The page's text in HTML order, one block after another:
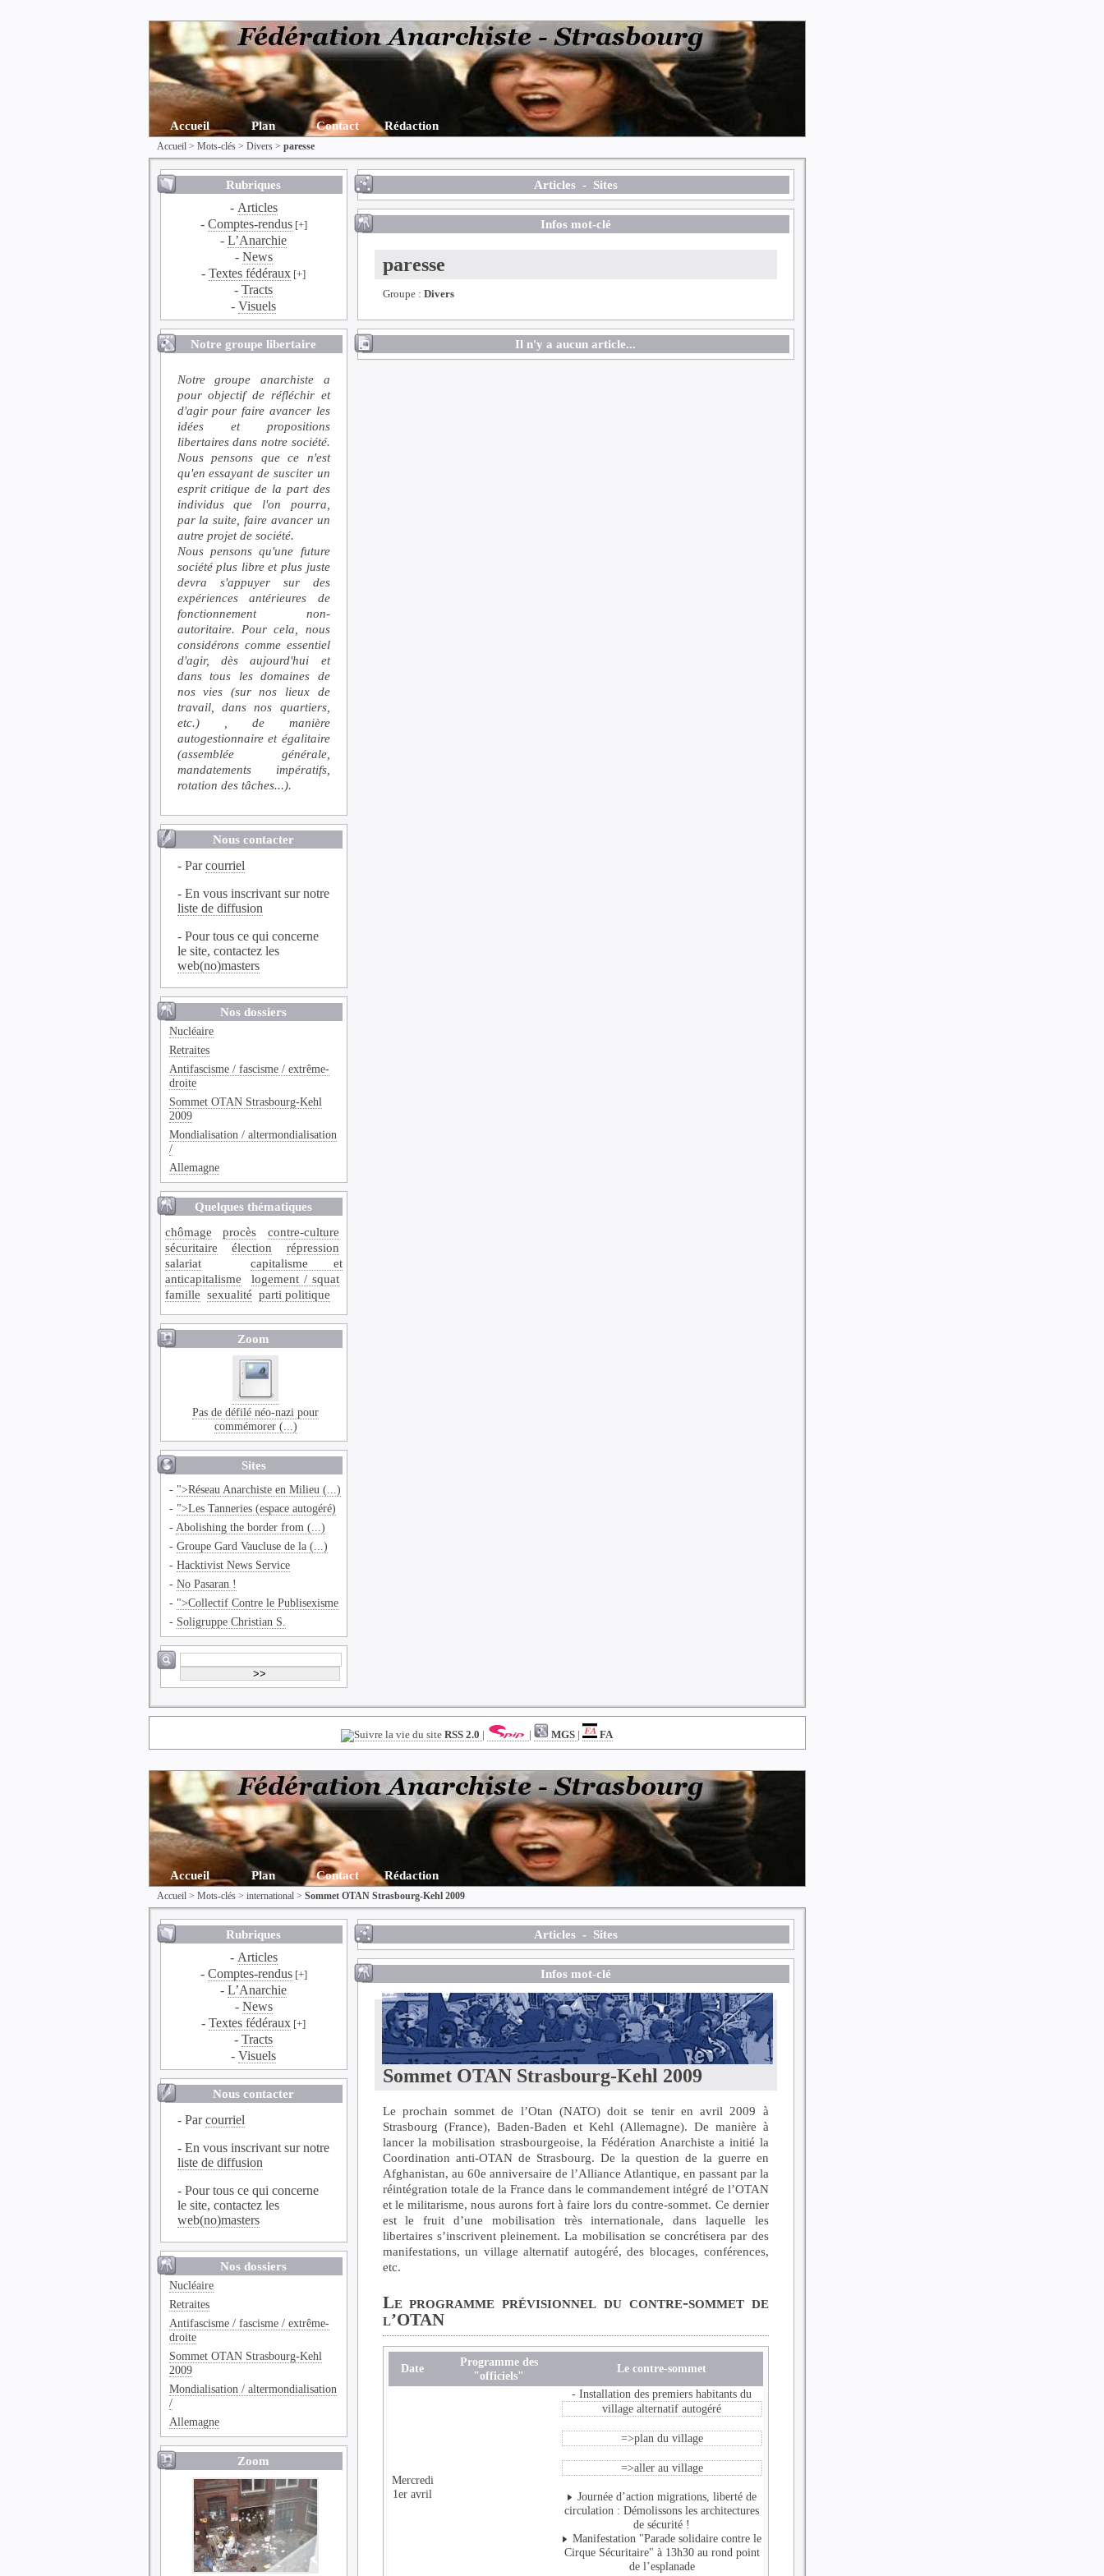
Accueil Plan Contact Rédaction
Accueil> Mots-clés > Divers > paresse
Rubriques
- Articles
- Comptes-rendus[+]
-L’Anarchie
- News
-Textes fédéraux [+]
-Tracts
-Visuels
Notre groupe libertaire
Notre groupe anarchiste a
pour objectif de réfléchir et
d'agir pour faire avancer les
idées et propositions
libertaires dans notre société.
Nous pensons que ce n'est
qu'en essayant de susciter un
esprit critique de la part des
individus que l'on pourra,
par la suite, faire avancer un
autre projet de société.
Nous pensons qu'une future
société plus libre et plus juste
devra s'appuyer sur des
expériences antérieures de
fonctionnement non-
autoritaire. Pour cela, nous
considérons comme essentiel
d'agir, dès aujourd'hui et
dans tous les domaines de
nos vies (sur nos lieux de
travail, dans nos quartiers,
etc.) , de manière
autogestionnaire et égalitaire
(assemblée générale,
mandatements impératifs,
rotation des tâches...).
Nous contacter
- Parcourriel
- En vous inscrivant sur notre
liste de diffusion
- Pour tous ce qui concerne
le site, contactez les
web(no)masters
Nos dossiers
Nucléaire
Retraites
Antifascisme / fascisme / extrême-
droite
Sommet OTAN Strasbourg-Kehl
2009
Mondialisation / altermondialisation
/
Allemagne
Quelques thématiques
chômage
procès
contre-culture
sécuritaire
élection
répression
salariat
capitalisme et
anticapitalisme
logement / squat
famille sexualité parti politique
Zoom
Pas de défilé néo-nazi pour
commémorer (...)
Sites
- ">Réseau Anarchiste en Milieu (...)
- ">Les Tanneries (espace autogéré)
- Abolishing the border from (...)
- Groupe Gard Vaucluse de la (...)
- Hacktivist News Service
- No Pasaran !
- ">Collectif Contre le Publisexisme
- Soligruppe Christian S.
Articles- Sites
Infos mot-clé
paresse
Groupe : Divers
Il n'y a aucun article...
RSS 2.0 | MGS | FA
Accueil Plan Contact Rédaction
Accueil> Mots-clés > international > Sommet OTAN Strasbourg-Kehl 2009
Rubriques
- Articles
- Comptes-rendus[+]
-L’Anarchie
- News
-Textes fédéraux [+]
-Tracts
-Visuels
Nous contacter
- Parcourriel
- En vous inscrivant sur notre
liste de diffusion
- Pour tous ce qui concerne
le site, contactez les
web(no)masters
Nos dossiers
Nucléaire
Retraites
Antifascisme / fascisme / extrême-
droite
Sommet OTAN Strasbourg-Kehl
2009
Mondialisation / altermondialisation
/
Allemagne
Zoom
Articles- Sites
Infos mot-clé
Sommet OTAN Strasbourg-Kehl 2009
Le prochain sommet de l’Otan (NATO) doit se tenir en avril 2009 à
Strasbourg (France), Baden-Baden et Kehl (Allemagne). De manière à
lancer la mobilisation strasbourgeoise, la Fédération Anarchiste a initié la
Coordination anti-OTAN de Strasbourg. De la question de la guerre en
Afghanistan, au 60e anniversaire de l’Alliance Atlantique, en passant par la
réintégration totale de la France dans le commandement intégré de l’OTAN
et le militarisme, nous aurons fort à faire lors du contre-sommet. Ce dernier
est le fruit d’une mobilisation très internationale, dans laquelle les
libertaires s’inscrivent pleinement. La mobilisation se concrétisera par des
manifestations, un village alternatif autogéré, des blocages, conférences,
etc.
Le programme prévisionnel du contre-sommet de
l’OTAN
Date
Programme des
"officiels"
Le contre-sommet
Mercredi
1er avril
- Installation des premiers habitants du
village alternatif autogéré
=>plan du village
=>aller au village
Journée d’action migrations, liberté de
circulation : Démolissons les architectures
de sécurité !
Manifestation "Parade solidaire contre le
Cirque Sécuritaire" à 13h30 au rond point
de l’esplanade